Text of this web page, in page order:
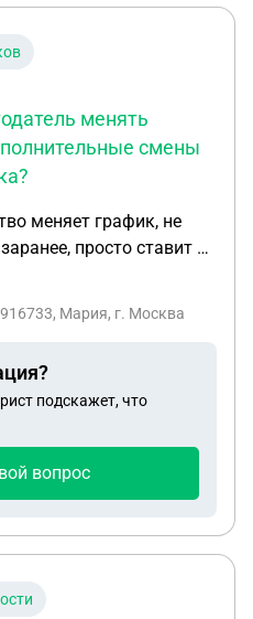
менять
смены
меняет график, не
просто ставит в
работника. Имеет
согласия
Мария, г. Москва
подскажет, что
вопрос